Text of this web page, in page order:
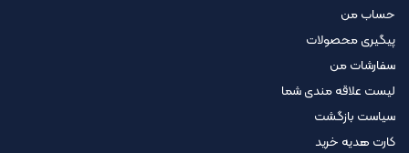
حساب من
پیگیری محصولات
سفارشات من
لیست علاقه مندی شما
سیاست بازگشت
کارت هدیه خرید